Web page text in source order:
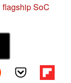
flagship SoC